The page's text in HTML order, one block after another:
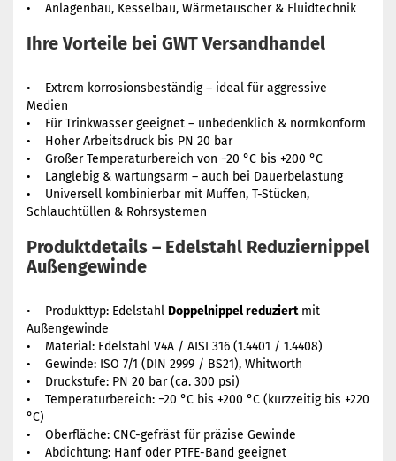
• Anlagenbau, Kesselbau, Wärmetauscher & Fluidtechnik
Ihre Vorteile bei GWT Versandhandel
• Extrem korrosionsbeständig – ideal für aggressive
Medien
• Für Trinkwasser geeignet – unbedenklich & normkonform
• Hoher Arbeitsdruck bis PN 20 bar
• Großer Temperaturbereich von −20 °C bis +200 °C
• Langlebig & wartungsarm – auch bei Dauerbelastung
• Universell kombinierbar mit Muffen, T-Stücken,
Schlauchtüllen & Rohrsystemen
Produktdetails – Edelstahl Reduziernippel
Außengewinde
• Produkttyp: Edelstahl Doppelnippel reduziertmit
Außengewinde
• Material: Edelstahl V4A / AISI 316 (1.4401 / 1.4408)
• Gewinde: ISO 7/1 (DIN 2999 / BS21), Whitworth
• Druckstufe: PN 20 bar (ca. 300 psi)
• Temperaturbereich: −20 °C bis +200 °C (kurzzeitig bis +220
°C)
• Oberfläche: CNC-gefräst für präzise Gewinde
• Abdichtung: Hanf oder PTFE-Band geeignet